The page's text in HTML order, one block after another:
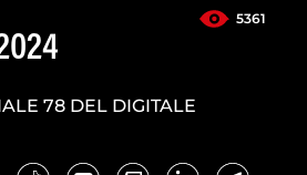
5361
78 DEL DIGITALE